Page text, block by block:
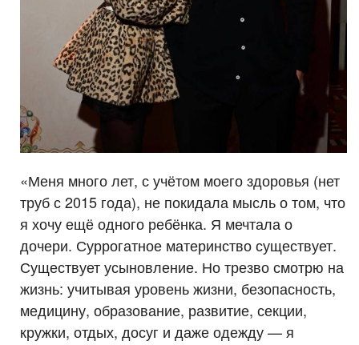
«Меня много лет, с учётом моего здоровья (нет
труб с 2015 года), не покидала мысль о том, что
я хочу ещё одного ребёнка. Я мечтала о
дочери. Суррогатное материнство существует.
Существует усыновление. Но трезво смотрю на
жизнь: учитывая уровень жизни, безопасность,
медицину, образование, развитие, секции,
кружки, отдых, досуг и даже одежду — я